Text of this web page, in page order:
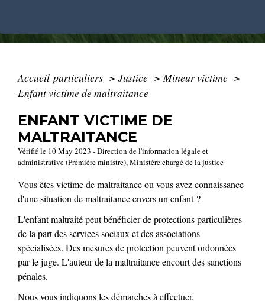
Accueil particuliers > Justice > Mineur victime >
Enfant victime de maltraitance
ENFANT VICTIME DE
MALTRAITANCE
Vérifié le 10 May 2023 - Direction de l'information légale et
administrative (Première ministre), Ministère chargé de la justice
Vous êtes victime de maltraitance ou vous avez connaissance
d'une situation de maltraitance envers un enfant ?
L'enfant maltraité peut bénéficier de protections particulières
de la part des services sociaux et des associations
spécialisées. Des mesures de protection peuvent ordonnées
par le juge. L'auteur de la maltraitance encourt des sanctions
pénales.
Nous vous indiquons les démarches à effectuer.